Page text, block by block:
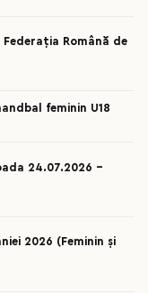
Română de
feminin U18
24.07.2026 –
2026 (Feminin și